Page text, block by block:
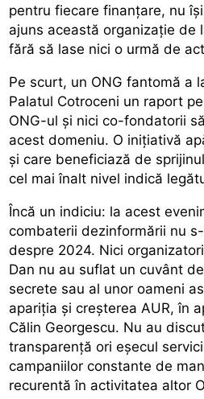
pentru fiecare finanțare, nu
ajuns această organizație de
fără să lase nici o urmă de
Pe scurt, un ONG fantomă a
Palatul Cotroceni un raport
ONG-ul și nici co-fondatorii
acest domeniu. O inițiativă
și care beneficiază de
cel mai înalt nivel indică
Încă un indiciu: la acest
combaterii dezinformării nu
despre 2024. Nici
Dan nu au suflat un cuvânt
secrete sau al unor oameni
apariția și creșterea AUR, în
Călin Georgescu. Nu au
transparență ori eșecul
campaniilor constante de
recurentă în activitatea altor